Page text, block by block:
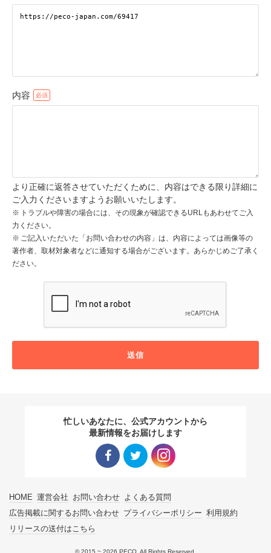
内容
より正確に返答させていただくために、内容はできる限り詳細に
ご入力くださいますようお願いいたします。
トラブルや障害の場合には、その現象が確認できるURLもあわせてご入
力ください。
ご記入いただいた「お問い合わせの内容」は、内容によっては画像等の
著作者、取材対象者などに通知する場合がございます。あらかじめご了承く
ださい。
送信
忙しいあなたに、公式アカウントから
最新情報をお届けします
HOME 運営会社 お問い合わせ よくある質問
広告掲載に関するお問い合わせ プライバシーポリシー 利用規約
リリースの送付はこちら
© 2015 ~ 2026 PECO. All Rights Reserved.